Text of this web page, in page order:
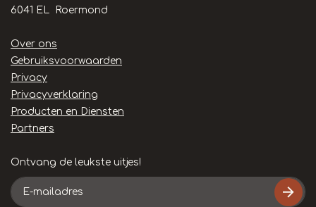
6041 EL Roermond
Handige
links
Over ons
Gebruiksvoorwaarden
Privacy
Privacyverklaring
Producten en Diensten
Partners
Ontvang de leukste uitjes!
E-
mailadres